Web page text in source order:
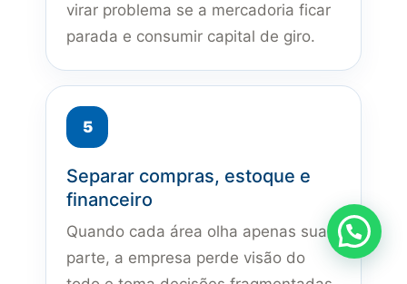
virar problema se a mercadoria ficar
parada e consumir capital de giro.
Separar compras, estoque e
financeiro
Quando cada área olha apenas sua
parte, a empresa perde visão do
WhatsApp Comercial